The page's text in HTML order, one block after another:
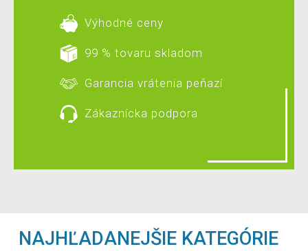
Výhodné ceny
99 % tovaru skladom
Garancia vrátenia peňazí
Zákaznícka podpora
NAJHĽADANEJŠIE KATEGÓRIE